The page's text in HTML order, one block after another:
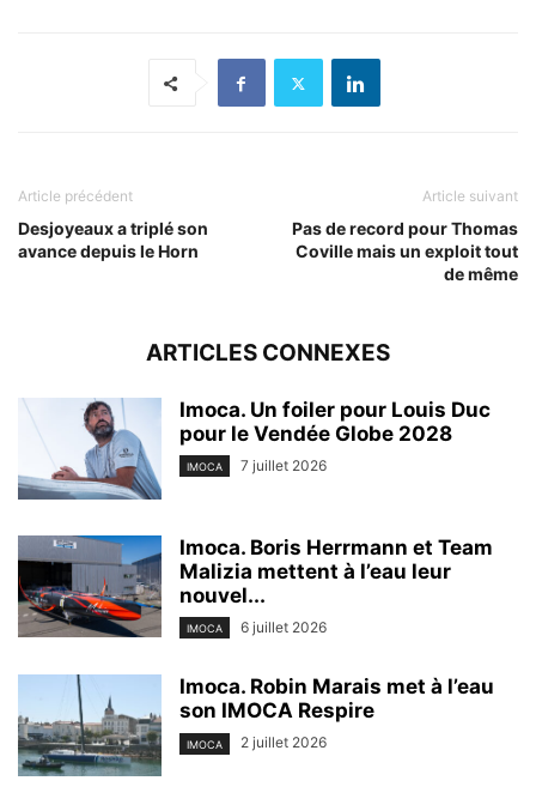
Article précédent
Desjoyeaux a triplé son
avance depuis le Horn
Article suivant
Pas de record pour Thomas
Coville mais un exploit tout
de même
ARTICLES CONNEXES
Imoca. Un foiler pour Louis Duc
pour le Vendée Globe 2028
IMOCA 7 juillet 2026
Imoca. Boris Herrmann et Team
Malizia mettent à l’eau leur
nouvel...
IMOCA 6 juillet 2026
Imoca. Robin Marais met à l’eau
son IMOCA Respire
IMOCA 2 juillet 2026